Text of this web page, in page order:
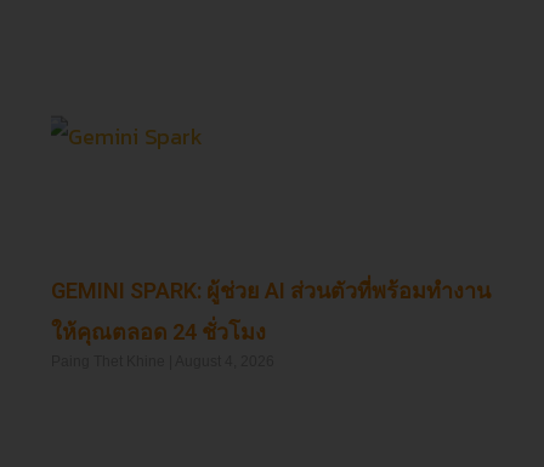
GEMINI SPARK: ผู้ช่วย AI ส่วนตัวที่พร้อมทำงาน
ให้คุณตลอด 24 ชั่วโมง